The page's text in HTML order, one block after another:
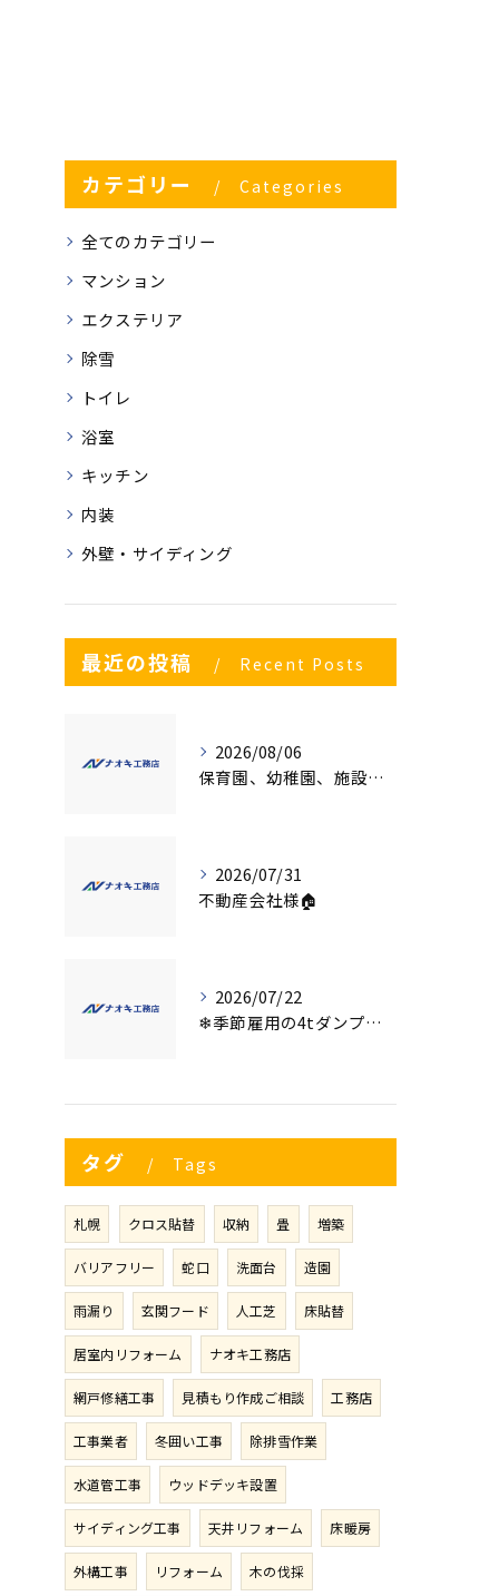
カテゴリー Categories
全てのカテゴリー
マンション
エクステリア
除雪
トイレ
浴室
キッチン
内装
外壁・サイディング
最近の投稿 Recent Posts
2026/08/06
保育園、幼稚園、施設様！！内装リフォームでお悩み事はございませんか？
2026/07/31
不動産会社様🏠
2026/07/22
❄季節雇用の4tダンプの運転手募集⛄
タグ Tags
札幌 クロス貼替 収納 畳 増築
バリアフリー 蛇口 洗面台 造園
雨漏り 玄関フード 人工芝 床貼替
居室内リフォーム ナオキ工務店
網戸修繕工事 見積もり作成ご相談 工務店
工事業者 冬囲い工事 除排雪作業
水道管工事 ウッドデッキ設置
サイディング工事 天井リフォーム 床暖房
外構工事 リフォーム 木の伐採